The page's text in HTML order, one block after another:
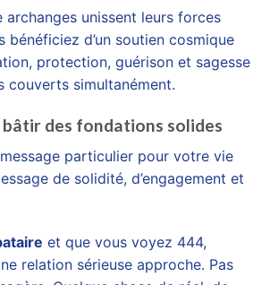
archanges unissent leurs forces
bénéficiez d’un soutien cosmique
protection, guérison et sagesse
couverts simultanément.
bâtir des fondations solides
particulier pour votre vie
de solidité, d’engagement et
et que vous voyez 444,
relation sérieuse approche. Pas